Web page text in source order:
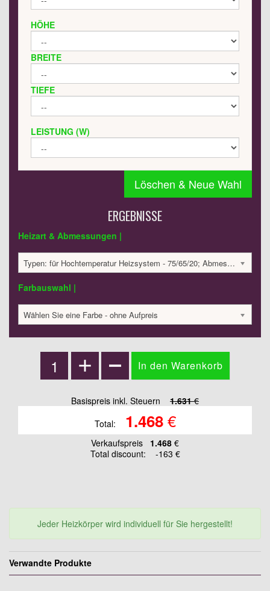
HÖHE
BREITE
TIEFE
LEISTUNG (W)
Löschen & Neue Wahl
ERGEBNISSE
Heizart & Abmessungen |
Typen: für Hochtemperatur Heizsystem - 75/65/20; Abmessungen: 330x1000x85mm; 459 Watt:; 1631.29 €
Farbauswahl |
Wählen Sie eine Farbe - ohne Aufpreis
Basispreis inkl. Steuern 1.631€
Total:
1.468€
Verkaufspreis 1.468 €
Total discount:
-163 €
Jeder Heizkörper wird individuell für Sie hergestellt!
Verwandte Produkte